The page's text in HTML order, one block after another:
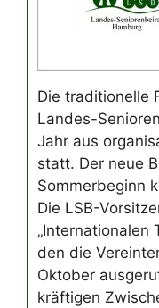
Die traditionelle
Landes-
Jahr aus
statt. Der neue
Sommerbeginn
Die LSB-
„Internationalen
den die
Oktober
kräftigen